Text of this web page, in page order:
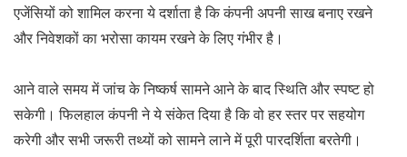
एजेंसियों को शामिल करना ये दर्शाता है कि कंपनी अपनी साख बनाए रखने
और निवेशकों का भरोसा कायम रखने के लिए गंभीर है।
आने वाले समय में जांच के निष्कर्ष सामने आने के बाद स्थिति और स्पष्ट हो
सकेगी। फिलहाल कंपनी ने ये संकेत दिया है कि वो हर स्तर पर सहयोग
करेगी और सभी जरूरी तथ्यों को सामने लाने में पूरी पारदर्शिता बरतेगी।